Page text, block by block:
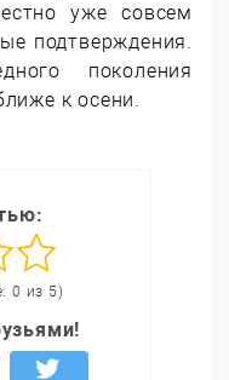
уже совсем
подтверждения.
поколения
к осени.
0 из 5)